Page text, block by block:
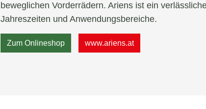
beweglichen Vorderrädern. Ariens ist ein
Jahreszeiten und Anwendungsbereiche.
Zum Onlineshop www.ariens.at